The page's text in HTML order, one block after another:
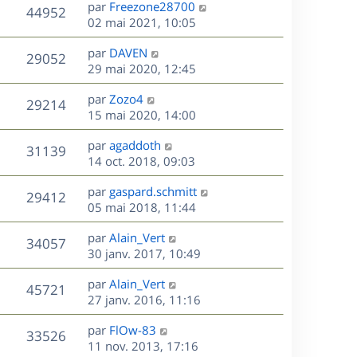
e
s
n
i
e
r
m
e
s
s
a
g
e
44952V
u
e
D
e
r
n
i
e
r
m
e
s
s
a
g
e
par Freezone28700
02 mai 2021, 10:05
29052V
u
s
D
e
r
n
i
e
r
m
e
s
s
a
g
e
par DAVEN
29 mai 2020, 12:45
29214V
u
s
D
e
r
n
i
e
r
m
e
s
s
a
g
e
par Zozo4
15 mai 2020, 14:00
31139V
u
e
s
D
e
r
n
i
e
r
m
e
s
s
a
g
e
par agaddoth
14 oct. 2018, 09:03
29412V
u
D
e
r
n
i
e
r
m
e
s
s
par gaspard.schmitt
05 mai 2018, 11:44
34057V
u
D
e
r
n
i
e
r
m
par Alain_Vert
30 janv. 2017, 10:49
45721
u
e
D
e
r
n
i
par Alain_Vert
27 janv. 2016, 11:16
33526V
D
e
par FlOw-83
11 nov. 2013, 17:16